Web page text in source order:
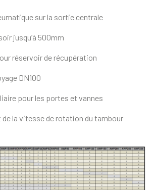
sur la sortie centrale
jusqu’à 500mm
réservoir de récupération
DN100
pour les portes et vannes
de la vitesse de rotation du tambour